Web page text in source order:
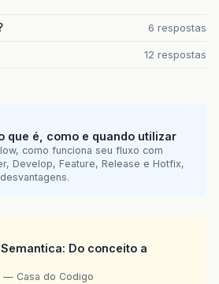
6 respostas
12 respostas
que é, como e quando utilizar
como funciona seu fluxo com
Develop, Feature, Release e Hotfix,
Do conceito a
— Casa do Codigo